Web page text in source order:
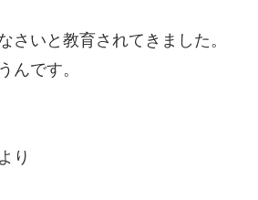
いと教育されてきました。
んです。
り